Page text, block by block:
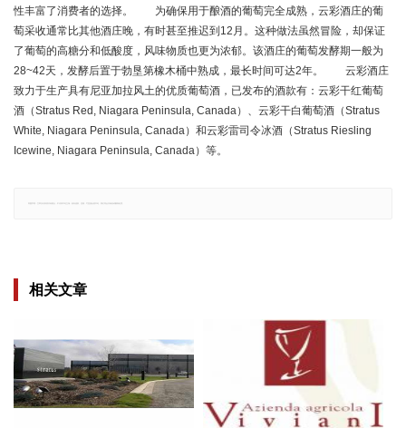
性丰富了消费者的选择。 为确保用于酿酒的葡萄完全成熟，云彩酒庄的葡
萄采收通常比其他酒庄晚，有时甚至推迟到12月。这种做法虽然冒险，却保证
了葡萄的高糖分和低酸度，风味物质也更为浓郁。该酒庄的葡萄发酵期一般为
28~42天，发酵后置于勃垦第橡木桶中熟成，最长时间可达2年。 云彩酒庄
致力于生产具有尼亚加拉风土的优质葡萄酒，已发布的酒款有：云彩干红葡萄
酒（Stratus Red, Niagara Peninsula, Canada）、云彩干白葡萄酒（Stratus
White, Niagara Peninsula, Canada）和云彩雷司令冰酒（Stratus Riesling
Icewine, Niagara Peninsula, Canada）等。
郑重声明：文章仅代表原作者观点，不代表本站立场；如有侵权、违规，可直接反馈本站，我们将会作修改或删除处理。
相关文章